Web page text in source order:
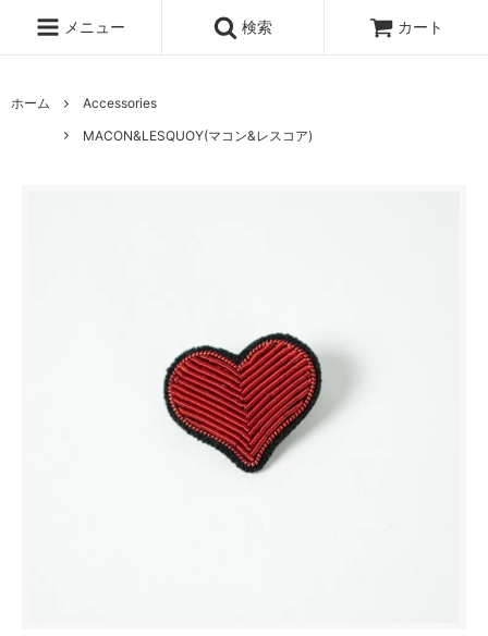
メニュー 検索 カート
ホーム
Accessories
MACON&LESQUOY(マコン&レスコア)